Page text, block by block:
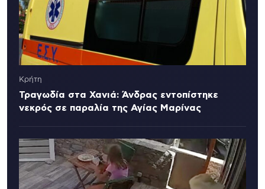
Κρήτη
Τραγωδία στα Χανιά: Άνδρας εντοπίστηκε
νεκρός σε παραλία της Αγίας Μαρίνας